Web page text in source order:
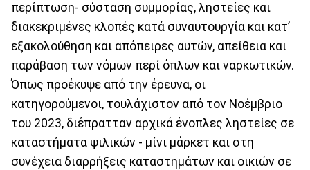
περίπτωση- σύσταση συμμορίας, ληστείες και
διακεκριμένες κλοπές κατά συναυτουργία και κατ’
εξακολούθηση και απόπειρες αυτών, απείθεια και
παράβαση των νόμων περί όπλων και ναρκωτικών.
Όπως προέκυψε από την έρευνα, οι
κατηγορούμενοι, τουλάχιστον από τον Νοέμβριο
του 2023, διέπρατταν αρχικά ένοπλες ληστείες σε
καταστήματα ψιλικών - μίνι μάρκετ και στη
συνέχεια διαρρήξεις καταστημάτων και οικιών σε